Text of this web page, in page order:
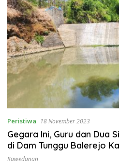
Peristiwa 18 November 2023
Gegara Ini, Guru dan Dua
di Dam Tunggu Balerejo
Kawedanan